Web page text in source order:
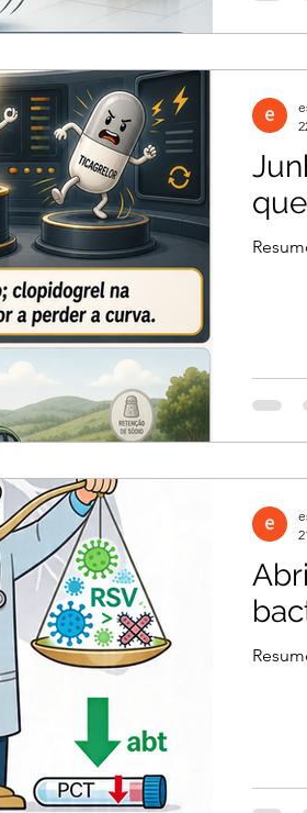
Novembro 2024